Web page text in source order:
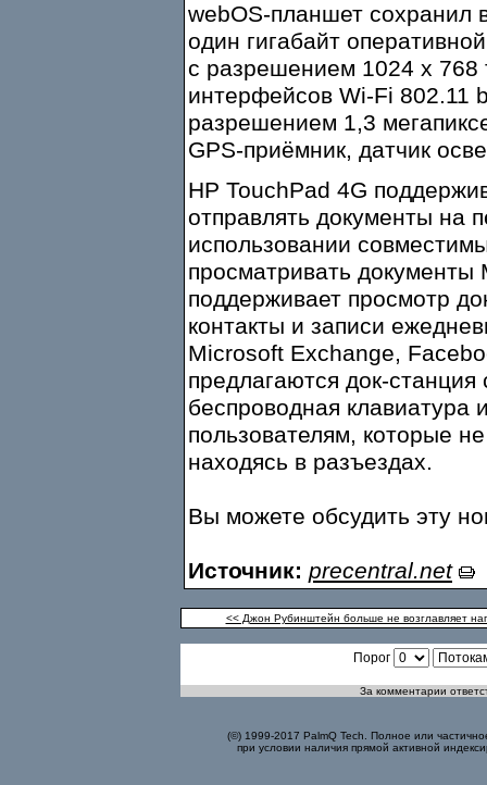
webOS-планшет сохранил
один гигабайт
с разрешением 1024 х 768
интерфейсов Wi-Fi 802.11
разрешением 1,3
GPS-приёмник, датчик
HP TouchPad 4G
отправлять документы на
использовании
просматривать
поддерживает просмотр
контакты и записи
Microsoft Exchange,
предлагаются док-
беспроводная клавиатура
пользователям, которые
находясь в разъездах.
Вы можете обсудить эту
Источник: precentral.net
<< Джон Рубинштейн больше не возглавляет
Порог
За комментарии
(©) 1999-2017 PalmQ Tech. Полное или
при условии наличия прямой активной